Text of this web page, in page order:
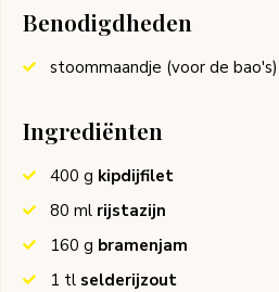
Benodigdheden
stoommaandje (voor de bao's)
Ingrediënten
400 g kipdijfilet
80 ml rijstazijn
160 g bramenjam
1 tl selderijzout